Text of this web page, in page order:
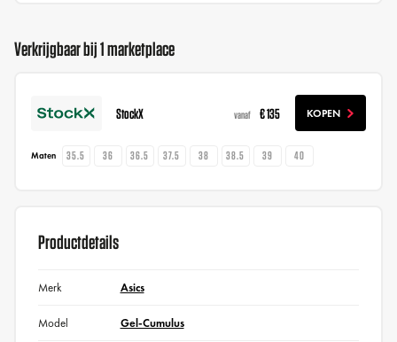
Verkrijgbaar bij 1 marketplace
StockX vanaf € 135 KOPEN
Maten 35.5 36 36.5 37.5 38 38.5 39 40
Productdetails
Merk Asics
Model Gel-Cumulus